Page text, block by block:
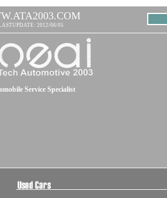
2012/06/05
Service Specialist